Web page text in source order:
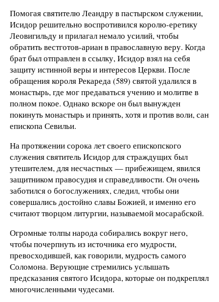
Помогая святителю Леандру в пастырском служении,
Исидор решительно воспротивился королю-еретику
Леовигильду и прилагал немало усилий, чтобы
обратить вестготов-ариан в православную веру. Когда
брат был отправлен в ссылку, Исидор взял на себя
защиту истинной веры и интересов Церкви. После
обращения короля Рекареда (589) святой удалился в
монастырь, где мог предаваться учению и молитве в
полном покое. Однако вскоре он был вынужден
покинуть монастырь и принять, хотя и против воли, сан
епископа Севильи.
На протяжении сорока лет своего епископского
служения святитель Исидор для страждущих был
утешителем, для несчастных — прибежищем, явился
защитником правосудия и справедливости. Он очень
заботился о богослужениях, следил, чтобы они
совершались достойно славы Божией, и именно его
считают творцом литургии, называемой мосарабской.
Огромные толпы народа собирались вокруг него,
чтобы почерпнуть из источника его мудрости,
превосходившей, как говорили, мудрость самого
Соломона. Верующие стремились услышать
предсказания святого Исидора, которые он подкреплял
многочисленными чудесами.